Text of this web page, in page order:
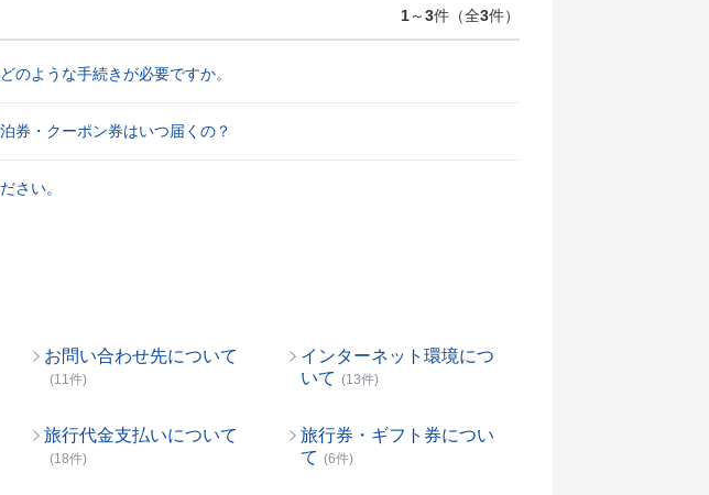
1～3件（全3件）
のような手続きが必要ですか。
券・クーポン券はいつ届くの？
さい。
お問い合わせ先について
(11件)
インターネット環境につ
いて (13件)
旅行代金支払いについて
(18件)
旅行券・ギフト券につい
て (6件)